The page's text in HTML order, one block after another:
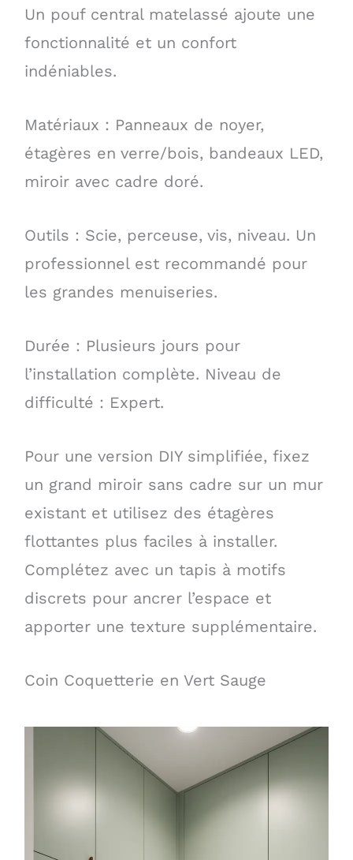
Un pouf central matelassé ajoute une
fonctionnalité et un confort
indéniables.
Matériaux : Panneaux de noyer,
étagères en verre/bois, bandeaux LED,
miroir avec cadre doré.
Outils : Scie, perceuse, vis, niveau. Un
professionnel est recommandé pour
les grandes menuiseries.
Durée : Plusieurs jours pour
l’installation complète. Niveau de
difficulté : Expert.
Pour une version DIY simplifiée, fixez
un grand miroir sans cadre sur un mur
existant et utilisez des étagères
flottantes plus faciles à installer.
Complétez avec un tapis à motifs
discrets pour ancrer l’espace et
apporter une texture supplémentaire.
Coin Coquetterie en Vert Sauge